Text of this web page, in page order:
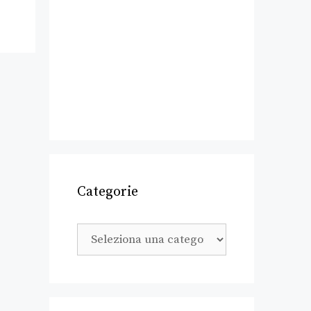
Categorie